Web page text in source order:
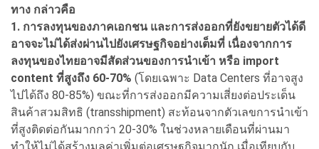
ทาง กล่าวคือ
1. การลงทุนของภาคเอกชน และการส่งออกที่ยังขยายตัวได้ดี
อาจจะไม่ได้ส่งผ่านไปยังเศรษฐกิจอย่างเต็มที่ เนื่องจากการ
ลงทุนของไทยอาจมีสัดส่วนของการนำเข้า หรือ import
content ที่สูงถึง 60-70% (โดยเฉพาะ Data Centers ที่อาจสูง
ไปได้ถึง 80-85%) ขณะที่การส่งออกมีความเสี่ยงต่อประเด็น
สินค้าสวมสิทธิ (transshipment) สะท้อนจากตัวเลขการนำเข้า
ที่สูงติดต่อกันมากกว่า 20-30% ในช่วงหลายเดือนที่ผ่านมา